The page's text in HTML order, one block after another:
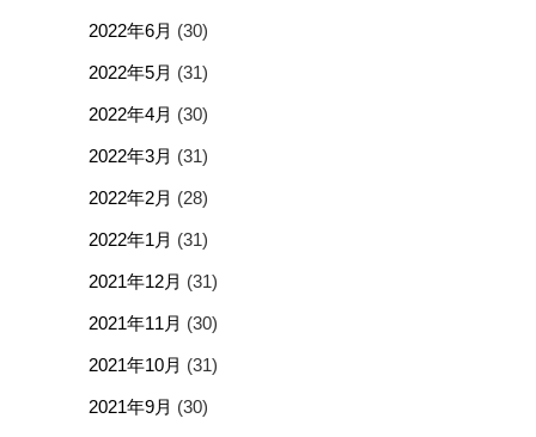
2022年6月 (30)
2022年5月 (31)
2022年4月 (30)
2022年3月 (31)
2022年2月 (28)
2022年1月 (31)
2021年12月 (31)
2021年11月 (30)
2021年10月 (31)
2021年9月 (30)